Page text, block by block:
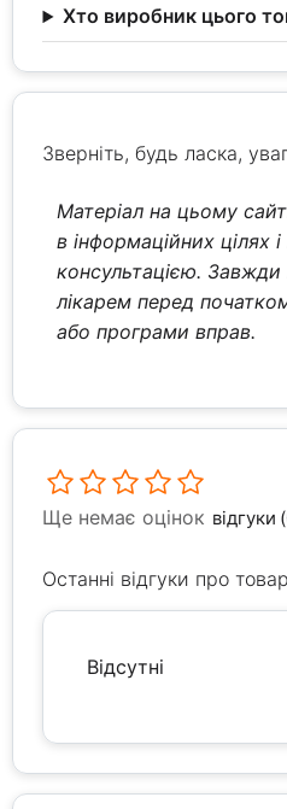
Хто виробник цього
Зверніть, будь ласка,
Матеріал на цьому
в інформаційних цілях
консультацією. Завжди
лікарем перед
або програми вправ.
Ще немає оцінок відгуки
Останні відгуки про
Відсутні